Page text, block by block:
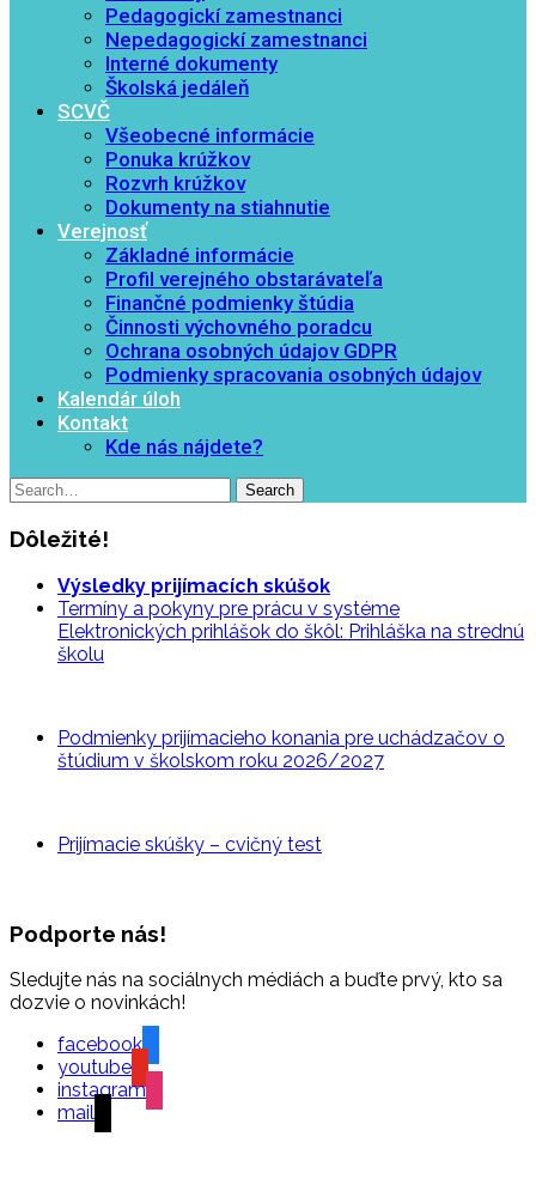
Pedagogickí zamestnanci
Nepedagogickí zamestnanci
Interné dokumenty
Školská jedáleň
SCVČ
Všeobecné informácie
Ponuka krúžkov
Rozvrh krúžkov
Dokumenty na stiahnutie
Verejnosť
Základné informácie
Profil verejného obstarávateľa
Finančné podmienky štúdia
Činnosti výchovného poradcu
Ochrana osobných údajov GDPR
Podmienky spracovania osobných údajov
Kalendár úloh
Kontakt
Kde nás nájdete?
Dôležité!
Výsledky prijímacích skúšok
Termíny a pokyny pre prácu v systéme
Elektronických prihlášok do škôl: Prihláška na strednú
školu
Podmienky prijímacieho konania pre uchádzačov o
štúdium v školskom roku 2026/2027
Prijímacie skúšky – cvičný test
Podporte nás!
Sledujte nás na sociálnych médiách a buďte prvý, kto sa
dozvie o novinkách!
facebook
youtube
instagram
mail